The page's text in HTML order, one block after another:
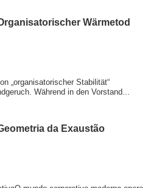
Wärmetod
„organisatorischer Stabilität“
Während in den Vorstand...
da Exaustão